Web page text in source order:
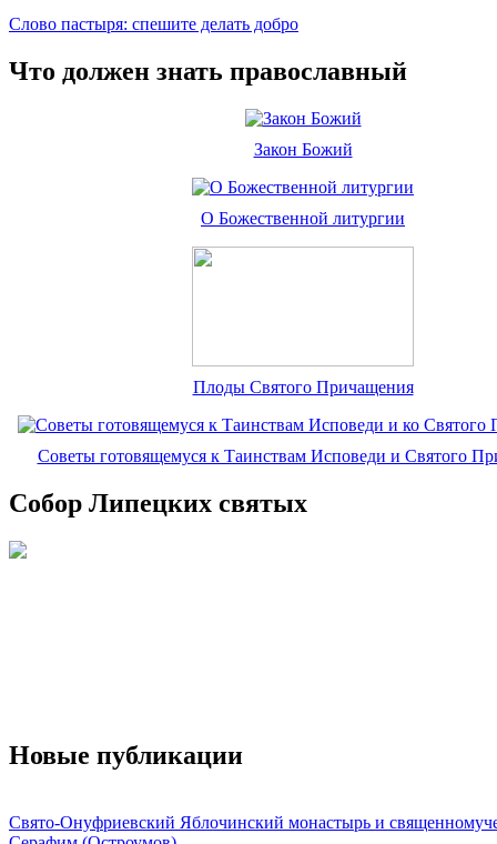
Слово пастыря: спешите делать добро
Что должен знать православный
Закон Божий
О Божественной литургии
Плоды Святого Причащения
Советы готовящемуся к Таинствам Исповеди и Святого
Собор Липецких святых
Новые публикации
Свято-Онуфриевский Яблочинский монастырь и